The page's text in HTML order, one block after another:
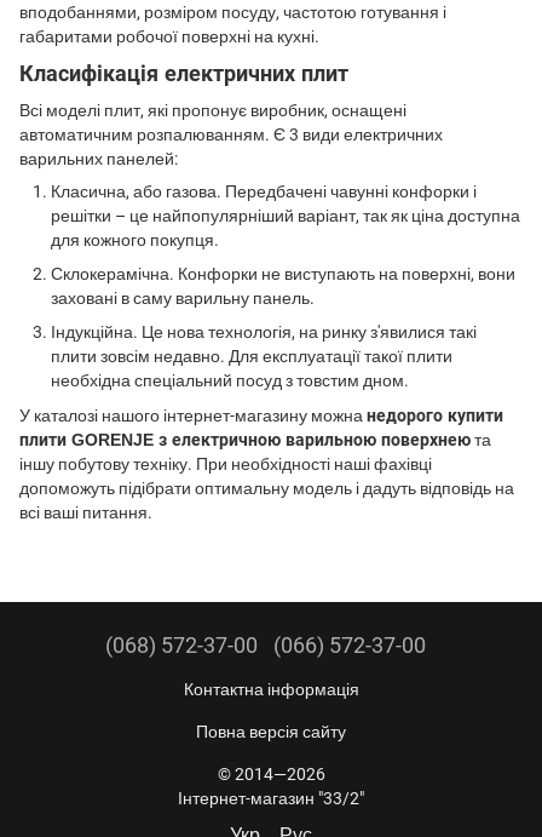
вподобаннями, розміром посуду, частотою готування і
габаритами робочої поверхні на кухні.
Класифікація електричних плит
Всі моделі плит, які пропонує виробник, оснащені
автоматичним розпалюванням. Є 3 види електричних
варильних панелей:
Класична, або газова. Передбачені чавунні конфорки і
решітки – це найпопулярніший варіант, так як ціна доступна
для кожного покупця.
Склокерамічна. Конфорки не виступають на поверхні, вони
заховані в саму варильну панель.
Індукційна. Це нова технологія, на ринку з'явилися такі
плити зовсім недавно. Для експлуатації такої плити
необхідна спеціальний посуд з товстим дном.
У каталозі нашого інтернет-магазину можна недорого купити
плити GORENJE з електричною варильною поверхнеюта
іншу побутову техніку. При необхідності наші фахівці
допоможуть підібрати оптимальну модель і дадуть відповідь на
всі ваші питання.
(068) 572-37-00 (066) 572-37-00
Контактна інформація
Повна версія сайту
© 2014—2026
Інтернет-магазин "33/2"